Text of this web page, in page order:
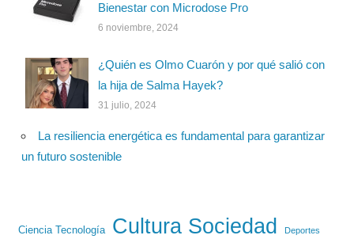
Bienestar con Microdose Pro
6 noviembre, 2024
¿Quién es Olmo Cuarón y por qué salió con
la hija de Salma Hayek?
31 julio, 2024
La resiliencia energética es fundamental para garantizar
un futuro sostenible
Ciencia Tecnología Cultura Sociedad Deportes